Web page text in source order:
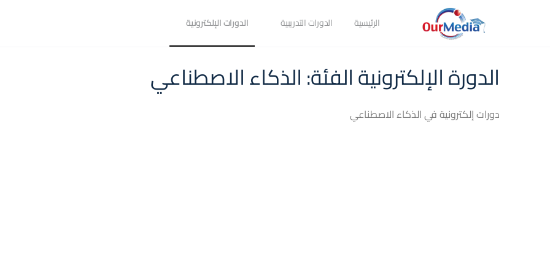
الرئيسية الدورات التدريبية الدورات الإلكترونية
الدورة الإلكترونية الفئة:الذكاء الاصطناعي
دورات إلكترونية في الذكاء الاصطناعي